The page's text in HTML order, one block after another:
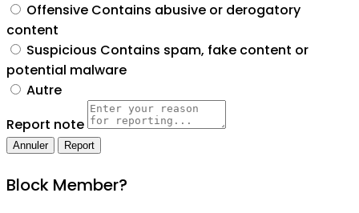
Offensive Contains abusive or derogatory
content
Suspicious Contains spam, fake content or
potential malware
Autre
Report note
Report
Block Member?